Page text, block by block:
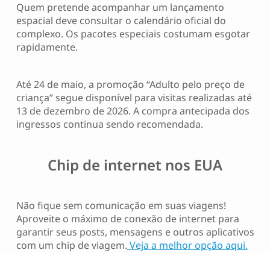
Quem pretende acompanhar um lançamento
espacial deve consultar o calendário oficial do
complexo. Os pacotes especiais costumam esgotar
rapidamente.
Até 24 de maio, a promoção “Adulto pelo preço de
criança” segue disponível para visitas realizadas até
13 de dezembro de 2026. A compra antecipada dos
ingressos continua sendo recomendada.
Chip de internet nos EUA
Não fique sem comunicação em suas viagens!
Aproveite o máximo de conexão de internet para
garantir seus posts, mensagens e outros aplicativos
com um chip de viagem. Veja a melhor opção aqui.